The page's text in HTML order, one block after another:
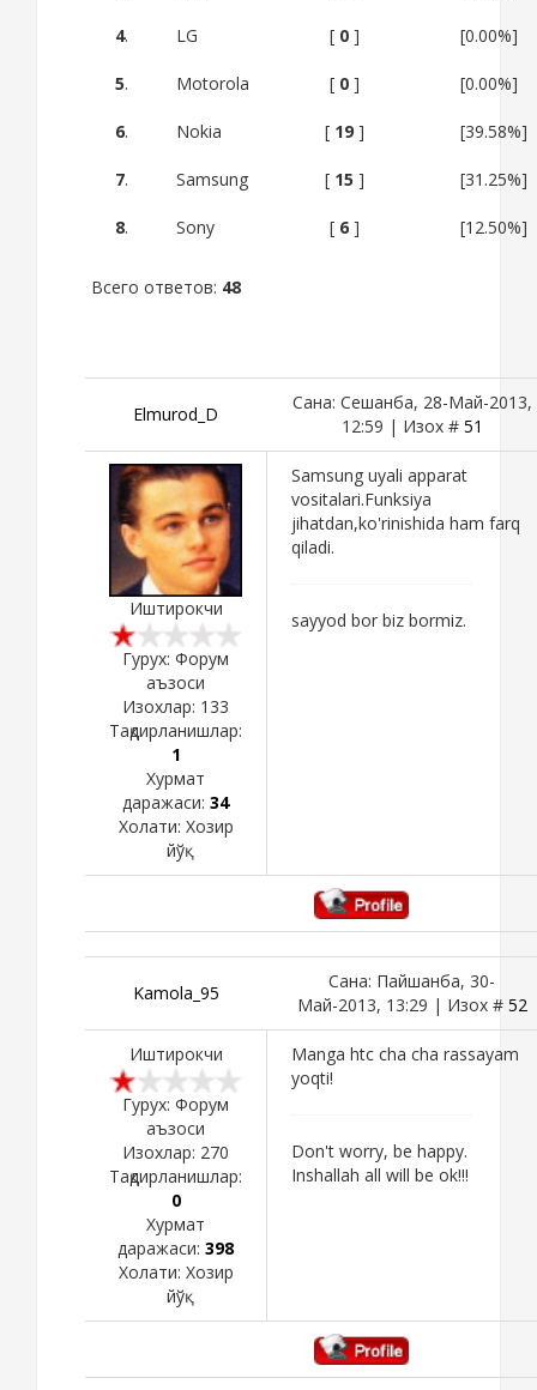
4. LG [ 0 ] [0.00%]
5. Motorola [ 0 ] [0.00%]
6. Nokia [ 19 ] [39.58%]
7. Samsung [ 15 ] [31.25%]
8. Sony [ 6 ] [12.50%]
Всего ответов: 48
Elmurod_D
Сана: Сешанба, 28-Май-2013,
12:59 | Изох # 51
Иштирокчи
Гурух: Форум
аъзоси
Изохлар: 133
Тақдирланишлар:
1
Хурмат
даражаси: 34
Холати: Хозир
йўқ
Samsung uyali apparat
vositalari.Funksiya
jihatdan,ko'rinishida ham farq
qiladi.
sayyod bor biz bormiz.
Kamola_95
Сана: Пайшанба, 30-
Май-2013, 13:29 | Изох # 52
Иштирокчи
Гурух: Форум
аъзоси
Изохлар: 270
Тақдирланишлар:
0
Хурмат
даражаси: 398
Холати: Хозир
йўқ
Manga htc cha cha rassayam
yoqti!
Don't worry, be happy.
Inshallah all will be ok!!!